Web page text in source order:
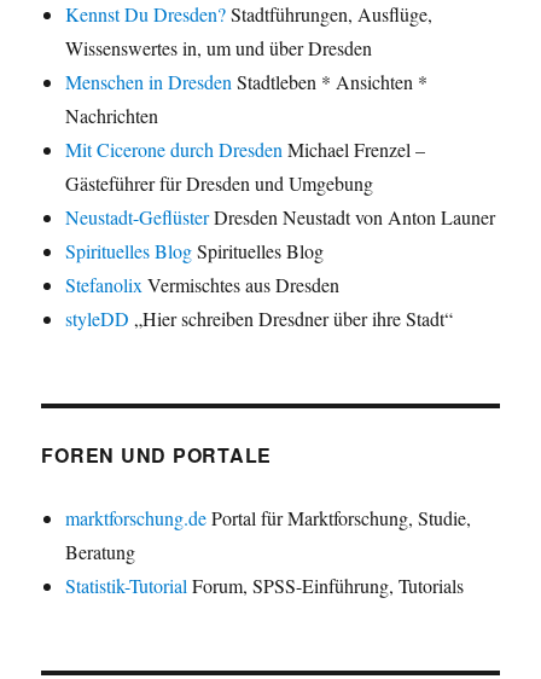
Kennst Du Dresden?Stadtführungen, Ausflüge,
Wissenswertes in, um und über Dresden
Menschen in Dresden Stadtleben * Ansichten *
Nachrichten
Mit Cicerone durch Dresden Michael Frenzel –
Gästeführer für Dresden und Umgebung
Neustadt-GeflüsterDresden Neustadt von Anton Launer
Spirituelles BlogSpirituelles Blog
Stefanolix Vermischtes aus Dresden
styleDD „Hier schreiben Dresdner über ihre Stadt“
FOREN UND PORTALE
marktforschung.dePortal für Marktforschung, Studie,
Beratung
Statistik-Tutorial Forum, SPSS-Einführung, Tutorials